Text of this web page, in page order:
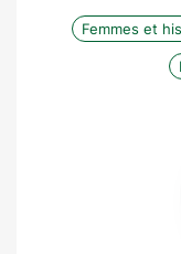
Femmes et